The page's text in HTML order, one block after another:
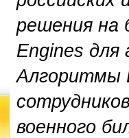
решения на
Engines
Алгоритмы
военного